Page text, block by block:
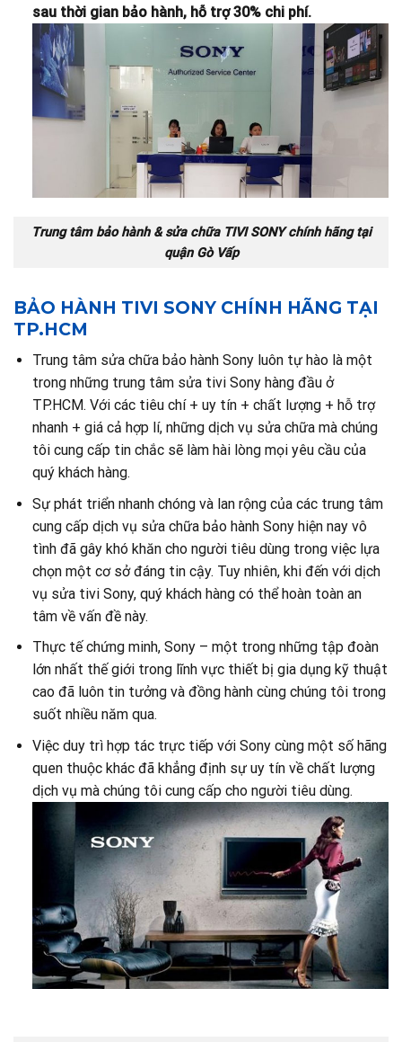
sau thời gian bảo hành, hỗ trợ 30% chi phí.
Trung tâm bảo hành & sửa chữa TIVI SONY chính hãng tại
quận Gò Vấp
BẢO HÀNH TIVI SONY CHÍNH HÃNG TẠI
TP.HCM
Trung tâm sửa chữa bảo hành Sony luôn tự hào là một
trong những trung tâm sửa tivi Sony hàng đầu ở
TP.HCM. Với các tiêu chí + uy tín + chất lượng + hỗ trợ
nhanh + giá cả hợp lí, những dịch vụ sửa chữa mà chúng
tôi cung cấp tin chắc sẽ làm hài lòng mọi yêu cầu của
quý khách hàng.
Sự phát triển nhanh chóng và lan rộng của các trung tâm
cung cấp dịch vụ sửa chữa bảo hành Sony hiện nay vô
tình đã gây khó khăn cho người tiêu dùng trong việc lựa
chọn một cơ sở đáng tin cậy. Tuy nhiên, khi đến với dịch
vụ sửa tivi Sony, quý khách hàng có thể hoàn toàn an
tâm về vấn đề này.
Thực tế chứng minh, Sony – một trong những tập đoàn
lớn nhất thế giới trong lĩnh vực thiết bị gia dụng kỹ thuật
cao đã luôn tin tưởng và đồng hành cùng chúng tôi trong
suốt nhiều năm qua.
Việc duy trì hợp tác trực tiếp với Sony cùng một số hãng
quen thuộc khác đã khẳng định sự uy tín về chất lượng
dịch vụ mà chúng tôi cung cấp cho người tiêu dùng.